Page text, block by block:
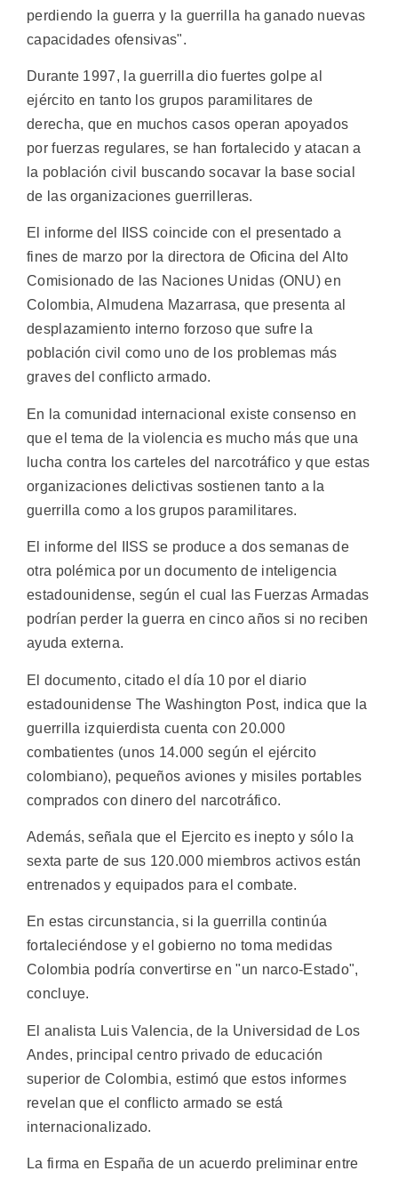
perdiendo la guerra y la guerrilla ha ganado nuevas
capacidades ofensivas".
Durante 1997, la guerrilla dio fuertes golpe al
ejército en tanto los grupos paramilitares de
derecha, que en muchos casos operan apoyados
por fuerzas regulares, se han fortalecido y atacan a
la población civil buscando socavar la base social
de las organizaciones guerrilleras.
El informe del IISS coincide con el presentado a
fines de marzo por la directora de Oficina del Alto
Comisionado de las Naciones Unidas (ONU) en
Colombia, Almudena Mazarrasa, que presenta al
desplazamiento interno forzoso que sufre la
población civil como uno de los problemas más
graves del conflicto armado.
En la comunidad internacional existe consenso en
que el tema de la violencia es mucho más que una
lucha contra los carteles del narcotráfico y que estas
organizaciones delictivas sostienen tanto a la
guerrilla como a los grupos paramilitares.
El informe del IISS se produce a dos semanas de
otra polémica por un documento de inteligencia
estadounidense, según el cual las Fuerzas Armadas
podrían perder la guerra en cinco años si no reciben
ayuda externa.
El documento, citado el día 10 por el diario
estadounidense The Washington Post, indica que la
guerrilla izquierdista cuenta con 20.000
combatientes (unos 14.000 según el ejército
colombiano), pequeños aviones y misiles portables
comprados con dinero del narcotráfico.
Además, señala que el Ejercito es inepto y sólo la
sexta parte de sus 120.000 miembros activos están
entrenados y equipados para el combate.
En estas circunstancia, si la guerrilla continúa
fortaleciéndose y el gobierno no toma medidas
Colombia podría convertirse en "un narco-Estado",
concluye.
El analista Luis Valencia, de la Universidad de Los
Andes, principal centro privado de educación
superior de Colombia, estimó que estos informes
revelan que el conflicto armado se está
internacionalizado.
La firma en España de un acuerdo preliminar entre